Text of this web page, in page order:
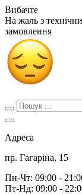
Вибачте
На жаль з
замовлення
Адреса
пр. Гагаріна, 15
Пн-Чт: 09:00 -
Пт-Нд: 09:00 -